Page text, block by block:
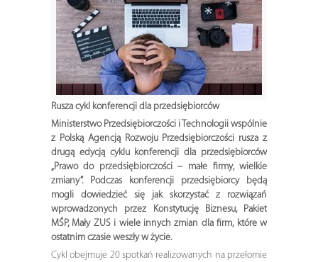
Rusza cykl konferencji dla przedsiębiorców
Ministerstwo Przedsiębiorczości i Technologii wspólnie
z Polską Agencją Rozwoju Przedsiębiorczości rusza z
drugą edycją cyklu konferencji dla przedsiębiorców
„Prawo do przedsiębiorczości – małe firmy, wielkie
zmiany”. Podczas konferencji przedsiębiorcy będą
mogli dowiedzieć się jak skorzystać z rozwiązań
wprowadzonych przez Konstytucję Biznesu, Pakiet
MŚP, Mały ZUS i wiele innych zmian dla firm, które w
ostatnim czasie weszły w życie.
Cykl obejmuje 20 spotkań realizowanych na przełomie